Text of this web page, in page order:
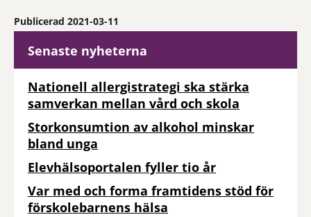
Publicerad 2021-03-11
Senaste nyheterna
Nationell allergistrategi ska stärka
samverkan mellan vård och skola
Storkonsumtion av alkohol minskar
bland unga
Elevhälsoportalen fyller tio år
Var med och forma framtidens stöd för
förskolebarnens hälsa